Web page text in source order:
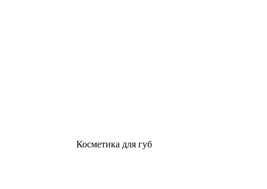
Косметика для губ